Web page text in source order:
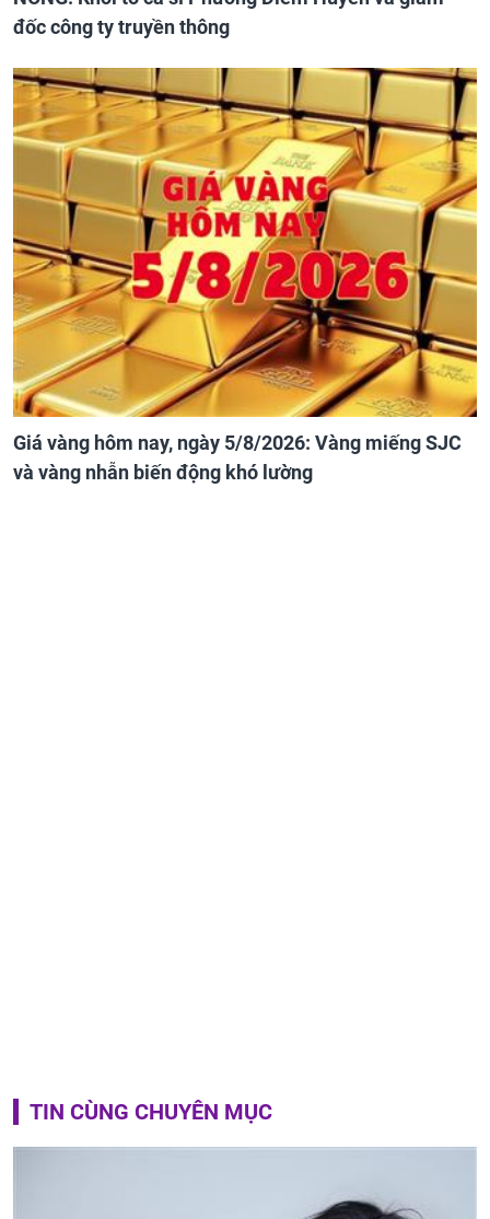
đốc công ty truyền thông
Giá vàng hôm nay, ngày 5/8/2026: Vàng miếng SJC
và vàng nhẫn biến động khó lường
TIN CÙNG CHUYÊN MỤC